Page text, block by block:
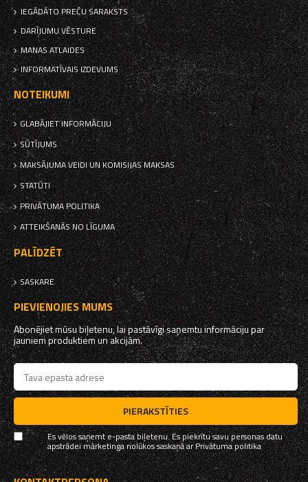
IEGĀDĀTO PREČU SARAKSTS
DARĪJUMU VĒSTURE
MANAS ATLAIDES
INFORMATĪVAIS IZDEVUMS
NOTEIKUMI
GLABĀJIET INFORMĀCIJU
SŪTĪJUMS
MAKSĀJUMA VEIDI UN KOMISIJAS MAKSAS
STATŪTI
PRIVĀTUMA POLITIKA
ATTEIKŠANĀS NO LĪGUMA
PALĪDZĒT
SASKARE
PIEVIENOJIES MUMS
Abonējiet mūsu biļetenu, lai pastāvīgi saņemtu informāciju par
jauniem produktiem un akcijām.
PIERAKSTĪTIES
Es vēlos saņemt e-pasta biļetenu. Es piekrītu savu personas datu
apstrādei mārketinga nolūkos saskaņā arPrivātuma politika